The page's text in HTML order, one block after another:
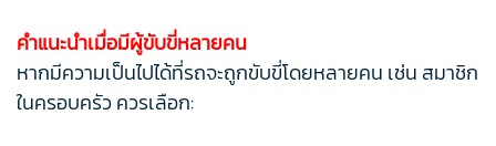
คำแนะนำเมื่อมีผู้ขับขี่หลายคน
หากมีความเป็นไปได้ที่รถจะถูกขับขี่โดยหลายคน เช่น สมาชิก
ในครอบครัว ควรเลือก: